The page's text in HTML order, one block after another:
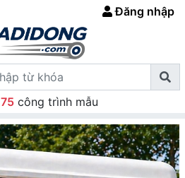
Đăng nhập
75công trình mẫu